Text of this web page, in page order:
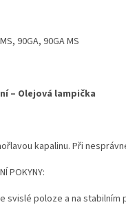
90GA, 90GA MS
– Olejová lampička
kapalinu. Při
POKYNY:
svislé poloze a na stabilním